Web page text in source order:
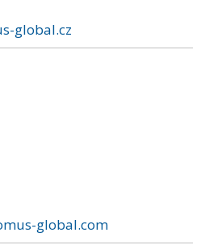
global.cz
global.com